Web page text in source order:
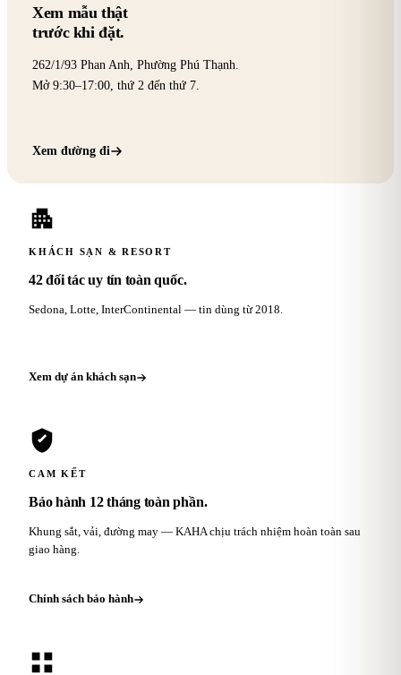
Xem mẫu thật
trước khi đặt.
262/1/93 Phan Anh, Phường Phú Thạnh.
Mở 9:30–17:00, thứ 2 đến thứ 7.
Xem đường đi
KHÁCH SẠN & RESORT
42 đối tác uy tín toàn quốc.
Sedona, Lotte, InterContinental — tin dùng từ 2018.
Xem dự án khách sạn
CAM KẾT
Bảo hành 12 tháng toàn phần.
Khung sắt, vải, đường may — KAHA chịu trách nhiệm hoàn toàn sau
giao hàng.
Chính sách bảo hành